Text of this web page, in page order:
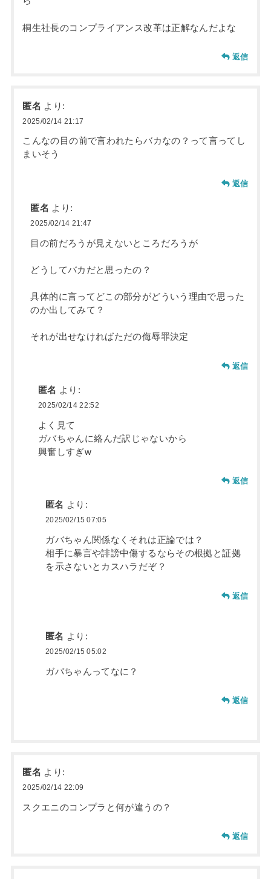
桐生社長のコンプライアンス改革は正解なんだよな
返信
匿名 より:
2025/02/14 21:17
こんなの目の前で言われたらバカなの？って言ってし
まいそう
返信
匿名 より:
2025/02/14 21:47
目の前だろうが見えないところだろうが
どうしてバカだと思ったの？
具体的に言ってどこの部分がどういう理由で思った
のか出してみて？
それが出せなければただの侮辱罪決定
返信
匿名 より:
2025/02/14 22:52
よく見て
ガバちゃんに絡んだ訳じゃないから
興奮しすぎw
返信
匿名 より:
2025/02/15 07:05
ガバちゃん関係なくそれは正論では？
相手に暴言や誹謗中傷するならその根拠と証拠
を示さないとカスハラだぞ？
返信
匿名 より:
2025/02/15 05:02
ガバちゃんってなに？
返信
匿名 より:
2025/02/14 22:09
スクエニのコンプラと何が違うの？
返信